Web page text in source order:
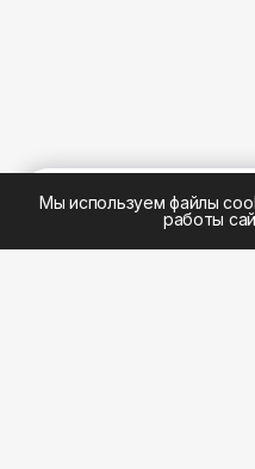
Мы используем файлы
работы